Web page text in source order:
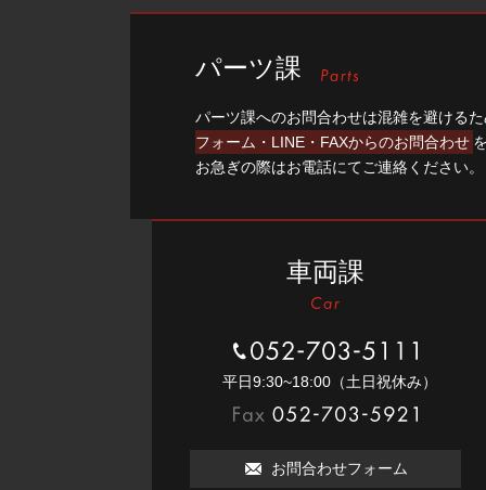
パーツ課
パーツ課へのお問合わせは混雑を避ける
フォーム・LINE・FAXからのお問合わせ
お急ぎの際はお電話にてご連絡ください。
車両課
052-703-5111
平⽇9:30~18:00（⼟⽇祝休み）
お問合わせフォーム